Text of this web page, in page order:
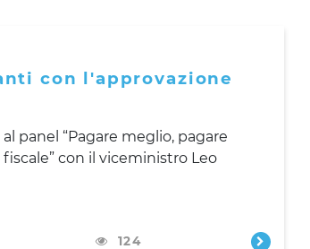
con l'approvazione
panel “Pagare meglio, pagare
con il viceministro Leo
124